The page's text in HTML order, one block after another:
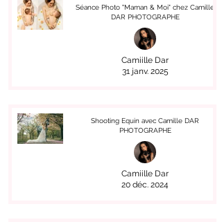
Séance Photo "Maman & Moi" chez Camille
DAR PHOTOGRAPHE
Camiille Dar
31 janv. 2025
Shooting Equin avec Camille DAR
PHOTOGRAPHE
Camiille Dar
20 déc. 2024